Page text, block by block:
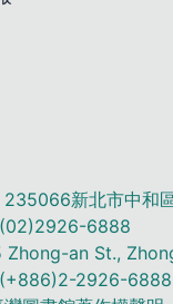
235066新北市中和
6888
Zhong-an St.,
2926-6888